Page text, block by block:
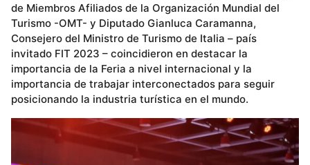
de Miembros Afiliados de la Organización Mundial del
Turismo -OMT- y Diputado Gianluca Caramanna,
Consejero del Ministro de Turismo de Italia – país
invitado FIT 2023 – coincidieron en destacar la
importancia de la Feria a nivel internacional y la
importancia de trabajar interconectados para seguir
posicionando la industria turística en el mundo.